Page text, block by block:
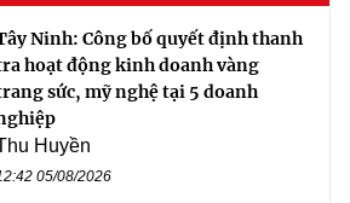
Ninh: Công bố quyết định thanh
hoạt động kinh doanh vàng
sức, mỹ nghệ tại 5 doanh
Huyền
05/08/2026